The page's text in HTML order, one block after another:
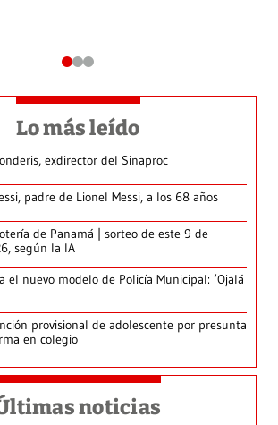
Lo más leído
exdirector del Sinaproc
padre de Lionel Messi, a los 68 años
de Panamá | sorteo de este 9 de
según la IA
el nuevo modelo de Policía Municipal: ‘Ojalá
provisional de adolescente por presunta
en colegio
noticias